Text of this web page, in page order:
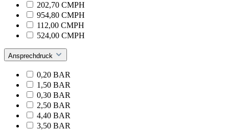
202,70 CMPH
954,80 CMPH
112,00 CMPH
524,00 CMPH
Ansprechdruck
0,20 BAR
1,50 BAR
0,30 BAR
2,50 BAR
4,40 BAR
3,50 BAR